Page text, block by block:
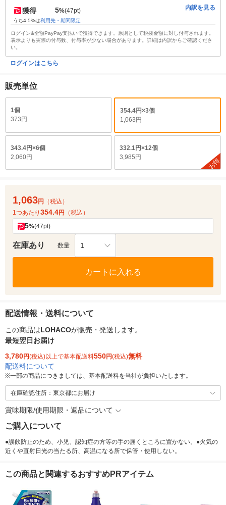
獲得 5%(47pt)
うち4.5%は利用先・期間限定
内訳を見る
ログイン&全額PayPay支払いで獲得できます。原則として税抜金額に対し付与されます。
表示よりも実際の付与数、付与率が少ない場合があります。詳細は内訳からご確認くださ
い。
ログインはこちら
販売単位
1個
373円
354.4円×3個
1,063円
343.4円×6個
2,060円
332.1円×12個
3,985円
お得
1,063円
（税込）
1つあたり 354.4円 （税込）
5%(47pt)
在庫あり 数量 1
カートに入れる
配送情報・送料について
この商品はLOHACOが販売・発送します。
最短翌日お届け
3,780円(税込)以上で基本配送料550円(税込)無料
配送料について
※一部の商品につきましては、基本配送料を当社が負担いたします。
在庫確認住所：東京都にお届け
賞味期限/使用期限・返品について
ご購入について
●誤飲防止のため、小児、認知症の方等の手の届くところに置かない。●火気の
近くや直射日光の当たる所、高温になる所で保管・使用しない。
この商品と関連するおすすめPRアイテム